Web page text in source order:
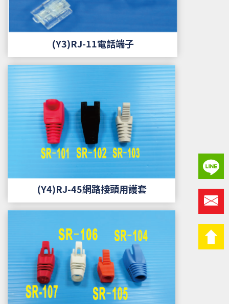
(Y3)RJ-11電話端子
(Y4)RJ-45網路接頭用護套